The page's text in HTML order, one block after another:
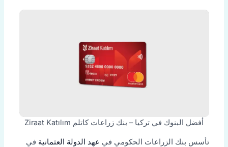
أفضل البنوك في تركيا – بنك زراعات كاتلم Ziraat Katılım
تأسس بنك الزراعات الحكومي في عهد الدولة العثمانية في